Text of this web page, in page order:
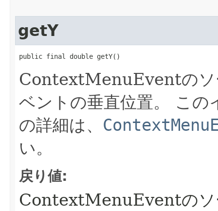
getY
public final double getY()
ContextMenuEventのソ
ベントの垂直位置。
この
の詳細は、
い。
戻り値:
ContextMenuEventのソ